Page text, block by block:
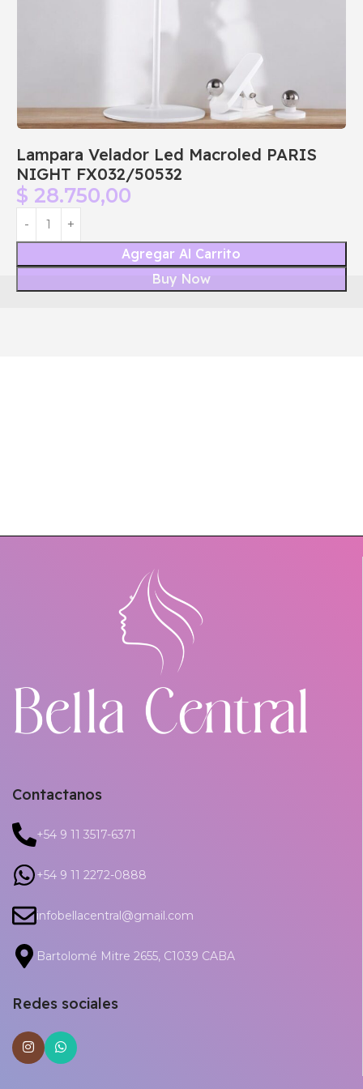
Lampara Velador Led Macroled PARIS
NIGHT FX032/50532
$ 28.750,00
Agregar Al Carrito
Buy Now
Contactanos
+54 9 11 3517-6371
+54 9 11 2272-0888
infobellacentral@gmail.com
Bartolomé Mitre 2655, C1039 CABA
Redes sociales